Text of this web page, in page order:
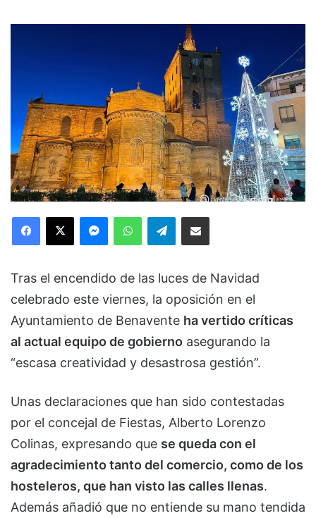
Facebook
X MessengerWhatsAppTelegramCompartir via Email
Tras el encendido de las luces de Navidad
celebrado este viernes, la oposición en el
Ayuntamiento de Benavente ha vertido críticas
al actual equipo de gobierno asegurando la
“escasa creatividad y desastrosa gestión”.
Unas declaraciones que han sido contestadas
por el concejal de Fiestas, Alberto Lorenzo
Colinas, expresando que se queda con el
agradecimiento tanto del comercio, como de los
hosteleros, que han visto las calles llenas.
Además añadió que no entiende su mano tendida